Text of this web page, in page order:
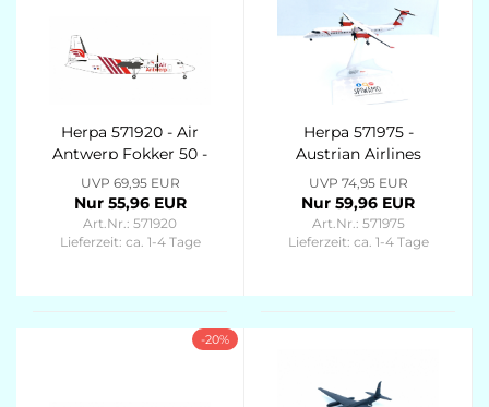
Herpa 571920 - Air
Antwerp Fokker 50 -
OO-VLS
UVP 69,95 EUR
Nur 55,96 EUR
Art.Nr.: 571920
Lieferzeit: ca. 1-4 Tage
Herpa 571975 -
Austrian Airlines
Bombardier Q400
(new colors) – OE-
LGN “Gmunden”
UVP 74,95 EUR
Nur 59,96 EUR
Art.Nr.: 571975
Lieferzeit: ca. 1-4 Tage
-20%